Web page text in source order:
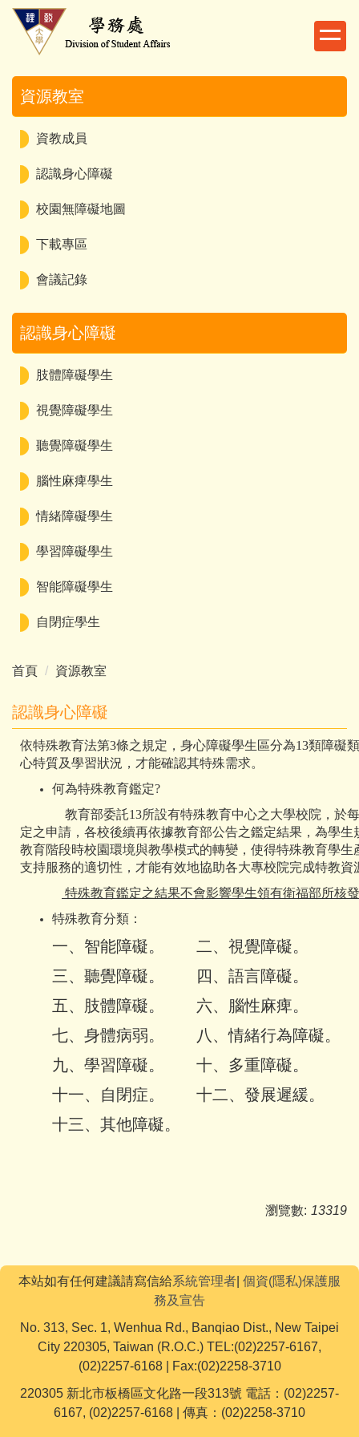
跳
資源教室
資教成員
認識身心障礙
校園無障礙地圖
下載專區
會議記錄
認識身心障礙
肢體障礙學生
視覺障礙學生
聽覺障礙學生
腦性麻痺學生
情緒障礙學生
學習障礙學生
智能障礙學生
自閉症學生
首頁 資源教室
認識身心障礙
依特殊教育法第3條之規定，身心障礙學生區分為13類障礙
心特質及學習狀況，才能確認其特殊需求。
何為特殊教育鑑定?
教育部委託13所設有特殊教育中心之大學校院，於每
定之申請，各校後續再依據教育部公告之鑑定結果，為學
教育階段時校園環境與教學模式的轉變，使得特殊教育學
支持服務的適切性，才能有效地協助各大專校院完成特教資
特殊教育鑑定之結果不會影響學生領有衛福部所核
特殊教育分類：
一、智能障礙。 二、視覺障礙。
三、聽覺障礙。 四、語言障礙。
五、肢體障礙。 六、腦性麻痺。
七、身體病弱。 八、情緒行為障礙。
九、學習障礙。 十、多重障礙。
十一、自閉症。 十二、發展遲緩。
十三、其他障礙。
瀏覽數: 13319
本站如有任何建議請寫信給系統管理者 個資(隱私)保護服
務及宣告
No. 313, Sec. 1, Wenhua Rd., Banqiao Dist., New Taipei
City 220305, Taiwan (R.O.C.) TEL:(02)2257-6167,
(02)2257-6168 | Fax:(02)2258-3710
220305 新北市板橋區文化路一段313號 電話：(02)2257-
6167, (02)2257-6168 | 傳真：(02)2258-3710